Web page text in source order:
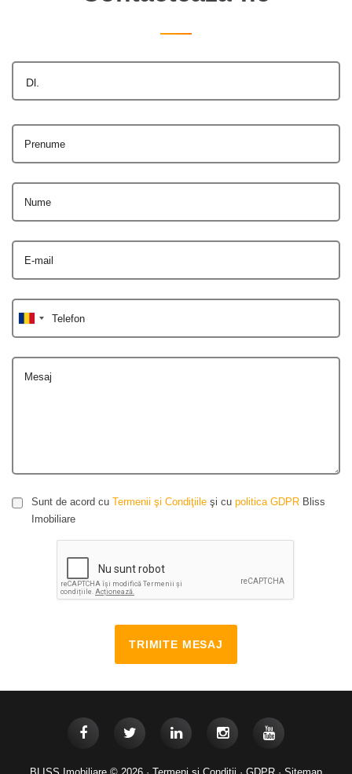
Dl.
Prenume
Nume
E-mail
Telefon
Mesaj
Sunt de acord cu Termenii şi Condiţiile şi cu politica GDPR Bliss
Imobiliare
TRIMITE MESAJ